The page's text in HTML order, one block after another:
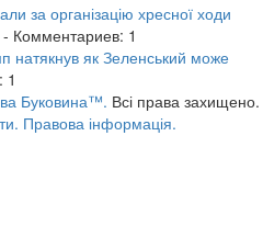
за організацію хресної ходи
- Комментариев: 1
натякнув як Зеленський може
1
Буковина™. Всі права захищено.
Правова інформація.